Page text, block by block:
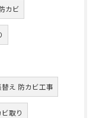
カビ
え 防カビ工事
取り